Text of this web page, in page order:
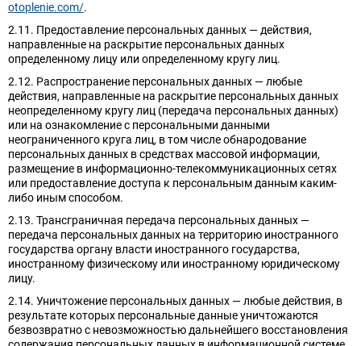
otoplenie.com/.
2.11. Предоставление персональных данных — действия,
направленные на раскрытие персональных данных
определенному лицу или определенному кругу лиц.
2.12. Распространение персональных данных — любые
действия, направленные на раскрытие персональных данных
неопределенному кругу лиц (передача персональных данных)
или на ознакомление с персональными данными
неограниченного круга лиц, в том числе обнародование
персональных данных в средствах массовой информации,
размещение в информационно-телекоммуникационных сетях
или предоставление доступа к персональным данным каким-
либо иным способом.
2.13. Трансграничная передача персональных данных —
передача персональных данных на территорию иностранного
государства органу власти иностранного государства,
иностранному физическому или иностранному юридическому
лицу.
2.14. Уничтожение персональных данных — любые действия, в
результате которых персональные данные уничтожаются
безвозвратно с невозможностью дальнейшего восстановления